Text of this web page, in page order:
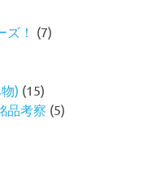
！
(7)
) (15)
品考察 (5)